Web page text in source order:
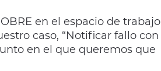
en el espacio de trabajo
caso, “Notificar fallo con
en el que queremos que